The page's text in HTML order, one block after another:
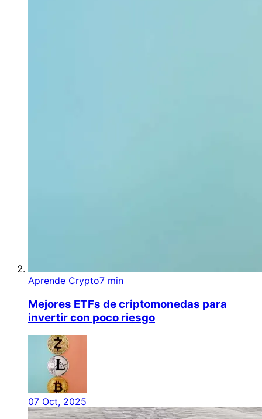
Aprende Crypto7 min
Mejores ETFs de criptomonedas para
invertir con poco riesgo
07 Oct, 2025